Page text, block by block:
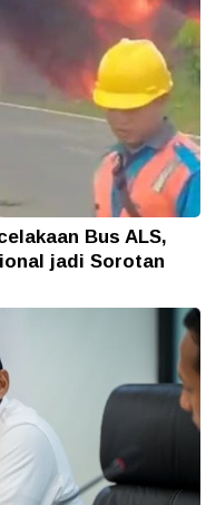
Bus ALS,
jadi Sorotan